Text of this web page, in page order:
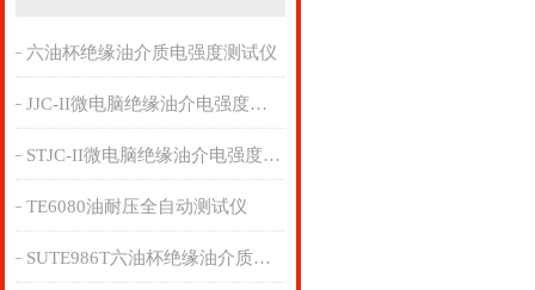
六油杯绝缘油介质电强度测试仪
JJC-II微电脑绝缘油介电强度测试仪
STJC-II微电脑绝缘油介电强度测试仪
TE6080油耐压全自动测试仪
SUTE986T六油杯绝缘油介质电强度测试仪